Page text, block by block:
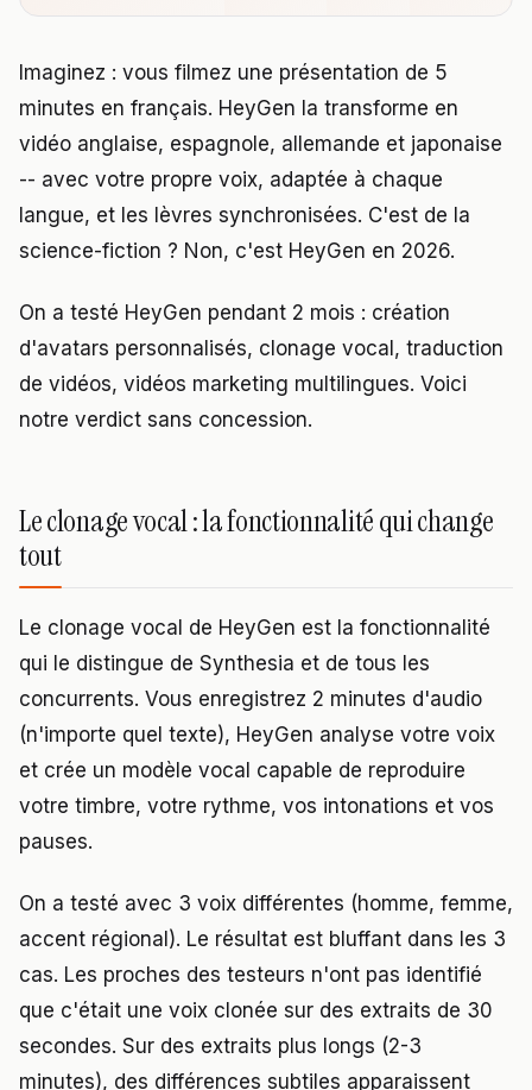
Imaginez : vous filmez une présentation de 5
minutes en français. HeyGen la transforme en
vidéo anglaise, espagnole, allemande et japonaise
-- avec votre propre voix, adaptée à chaque
langue, et les lèvres synchronisées. C'est de la
science-fiction ? Non, c'est HeyGen en 2026.
On a testé HeyGen pendant 2 mois : création
d'avatars personnalisés, clonage vocal, traduction
de vidéos, vidéos marketing multilingues. Voici
notre verdict sans concession.
Le clonage vocal : la fonctionnalité qui change
tout
Le clonage vocal de HeyGen est la fonctionnalité
qui le distingue de Synthesia et de tous les
concurrents. Vous enregistrez 2 minutes d'audio
(n'importe quel texte), HeyGen analyse votre voix
et crée un modèle vocal capable de reproduire
votre timbre, votre rythme, vos intonations et vos
pauses.
On a testé avec 3 voix différentes (homme, femme,
accent régional). Le résultat est bluffant dans les 3
cas. Les proches des testeurs n'ont pas identifié
que c'était une voix clonée sur des extraits de 30
secondes. Sur des extraits plus longs (2-3
minutes), des différences subtiles apparaissent